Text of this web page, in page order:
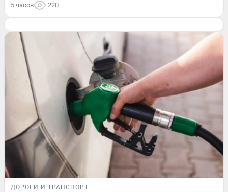
5 часов 220
ДОРОГИ И ТРАНСПОРТ